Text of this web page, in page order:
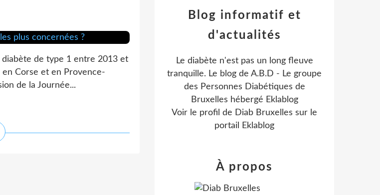
diabète de type 1 entre 2013 et
Corse et en Provence-
de la Journée...
Blog informatif et
d'actualités
Le diabète n'est pas un long fleuve
tranquille. Le blog de A.B.D - Le groupe
des Personnes Diabétiques de
Bruxelles hébergé Eklablog
Voir le profil de Diab Bruxelles sur le
portail Eklablog
À propos